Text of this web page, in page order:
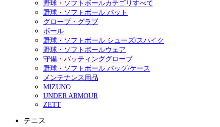
野球・ソフトボールカテゴリすべて
野球・ソフトボール バット
グローブ・グラブ
ボール
野球・ソフトボール シューズ/スパイク
野球・ソフトボールウェア
守備・バッティンググローブ
野球・ソフトボール バッグ/ケース
メンテナンス用品
MIZUNO
UNDER ARMOUR
ZETT
テニス